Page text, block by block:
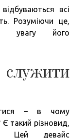
всі
Розуміючи це,
увагу його
– в чому
Є такий різновид,
Цей девайс